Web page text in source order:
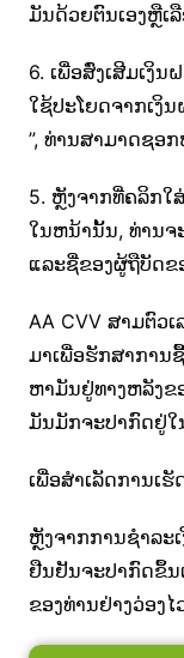
ມັນດ້ວຍຕົນເອງຫຼືເ
6. ເພື່ອສົ່ງເສີມເງິ
ໃຊ້ປະໂຍດຈາກເງິ
”​, ທ່ານ​ສາ​ມາດ​ຊອ
5. ຫຼັງຈາກທີ່ຄລິກໃ
ໃນຫນ້ານັ້ນ, ທ່ານຈ
ແລະຊື່ຂອງຜູ້ຖືບັດຂ
AA CVV ສາມຕົວ
ມາເພື່ອຮັກສາການ
ຫາ​ມັນ​ຢູ່​ທາງ​ຫລັງ​ຂ
ມັນມັກຈະປາກົດຢູ່ໃ
ເພື່ອສໍາເລັດການເ
ຫຼັງ​ຈາກ​ການ​ຊໍາ​ລະ​
ຢືນ​ຢັນ​ຈະ​ປາ​ກົດ​ຂຶ້ນ​
ຂອງ​ທ່ານ​ຢ່າງ​ວ່ອງ​ໄ